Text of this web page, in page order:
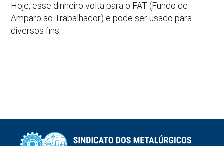
Hoje, esse dinheiro volta para o FAT (Fundo de
Amparo ao Trabalhador) e pode ser usado para
diversos fins.